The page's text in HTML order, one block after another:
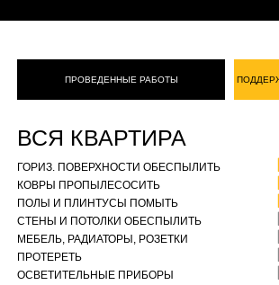
ГОРИЗ. ПОВЕРХНОСТИ ОБЕСПЫЛИТЬ
КОВРЫ ПРОПЫЛЕСОСИТЬ
ПОЛЫ И ПЛИНТУСЫ ПОМЫТЬ
СТЕНЫ И ПОТОЛКИ ОБЕСПЫЛИТЬ
МЕБЕЛЬ, РАДИАТОРЫ, РОЗЕТКИ
ПРОТЕРЕТЬ
ОСВЕТИТЕЛЬНЫЕ ПРИБОРЫ
ВСЯ КВАРТИРА
ПРОВЕДЕННЫЕ РАБОТЫ